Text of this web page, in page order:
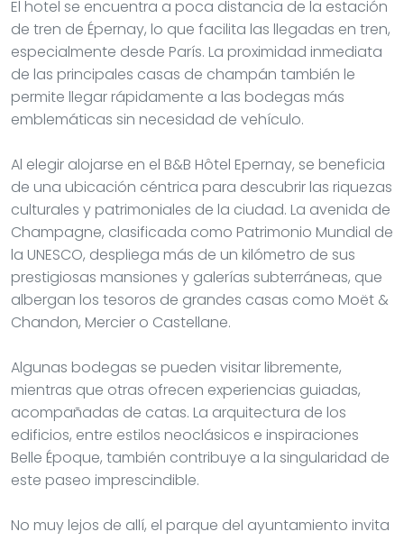
El hotel se encuentra a poca distancia de la estación
de tren de Épernay, lo que facilita las llegadas en tren,
especialmente desde París. La proximidad inmediata
de las principales casas de champán también le
permite llegar rápidamente a las bodegas más
emblemáticas sin necesidad de vehículo.
Al elegir alojarse en el B&B Hôtel Epernay, se beneficia
de una ubicación céntrica para descubrir las riquezas
culturales y patrimoniales de la ciudad. La avenida de
Champagne, clasificada como Patrimonio Mundial de
la UNESCO, despliega más de un kilómetro de sus
prestigiosas mansiones y galerías subterráneas, que
albergan los tesoros de grandes casas como Moët &
Chandon, Mercier o Castellane.
Algunas bodegas se pueden visitar libremente,
mientras que otras ofrecen experiencias guiadas,
acompañadas de catas. La arquitectura de los
edificios, entre estilos neoclásicos e inspiraciones
Belle Époque, también contribuye a la singularidad de
este paseo imprescindible.
No muy lejos de allí, el parque del ayuntamiento invita